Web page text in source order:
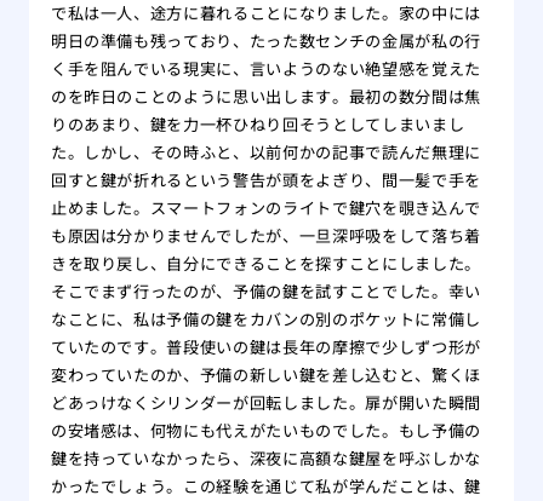
で私は一人、途方に暮れることになりました。家の中には
明日の準備も残っており、たった数センチの金属が私の行
く手を阻んでいる現実に、言いようのない絶望感を覚えた
のを昨日のことのように思い出します。最初の数分間は焦
りのあまり、鍵を力一杯ひねり回そうとしてしまいまし
た。しかし、その時ふと、以前何かの記事で読んだ無理に
回すと鍵が折れるという警告が頭をよぎり、間一髪で手を
止めました。スマートフォンのライトで鍵穴を覗き込んで
も原因は分かりませんでしたが、一旦深呼吸をして落ち着
きを取り戻し、自分にできることを探すことにしました。
そこでまず行ったのが、予備の鍵を試すことでした。幸い
なことに、私は予備の鍵をカバンの別のポケットに常備し
ていたのです。普段使いの鍵は長年の摩擦で少しずつ形が
変わっていたのか、予備の新しい鍵を差し込むと、驚くほ
どあっけなくシリンダーが回転しました。扉が開いた瞬間
の安堵感は、何物にも代えがたいものでした。もし予備の
鍵を持っていなかったら、深夜に高額な鍵屋を呼ぶしかな
かったでしょう。この経験を通じて私が学んだことは、鍵